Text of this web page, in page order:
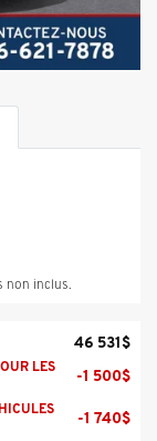
non inclus.
46 531$
LES
-1 500$
-1 740$